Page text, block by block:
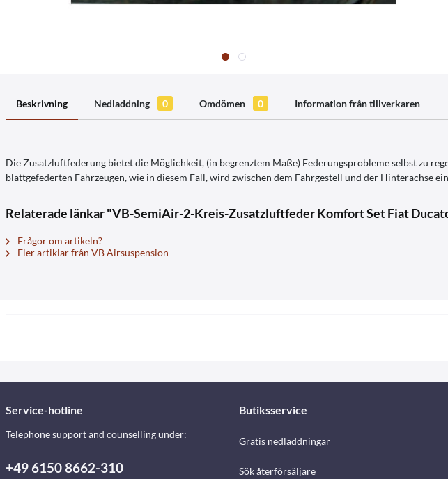
Beskrivning Nedladdning 0 Omdömen 0 Information från tillverkaren
Die Zusatzluftfederung bietet die Möglichkeit, (in begrenztem Maße) Federungsprobleme selbst zu
blattgefederten Fahrzeugen, wie in diesem Fall, wird zwischen dem Fahrgestell und der Hinterachse
Relaterade länkar "VB-SemiAir-2-Kreis-Zusatzluftfeder Komfort Set Fiat
Frågor om artikeln?
Fler artiklar från VB Airsuspension
Service-hotline
Telephone support and counselling under:
+49 6150 8662-310
Butiksservice
Gratis nedladdningar
Sök återförsäljare